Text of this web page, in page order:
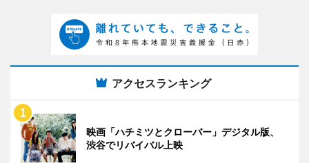
アクセスランキング
映画「ハチミツとクローバー」デジタル版、
渋谷でリバイバル上映